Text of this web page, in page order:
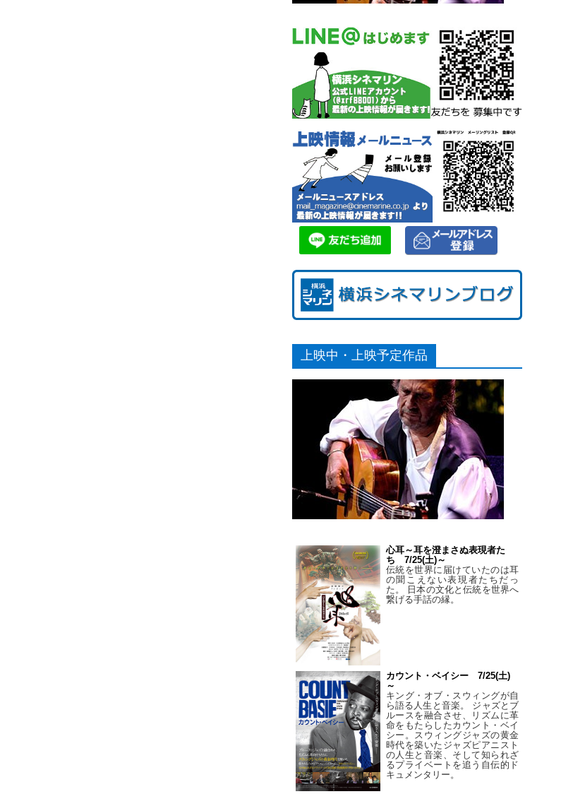
上映中・上映予定作品
心耳～耳を澄まさぬ表現者た
ち 7/25(土)～
伝統を世界に届けていたのは耳
の聞こえない表現者たちだっ
た。 日本の文化と伝統を世界へ
繋げる手話の縁。
カウント・ベイシー 7/25(土)
～
キング・オブ・スウィングが自
ら語る人生と音楽。 ジャズとブ
ルースを融合させ、リズムに革
命をもたらしたカウント・ベイ
シー。スウィングジャズの黄金
時代を築いたジャズピアニスト
の人生と音楽、そして知られざ
るプライベートを追う自伝的ド
キュメンタリー。